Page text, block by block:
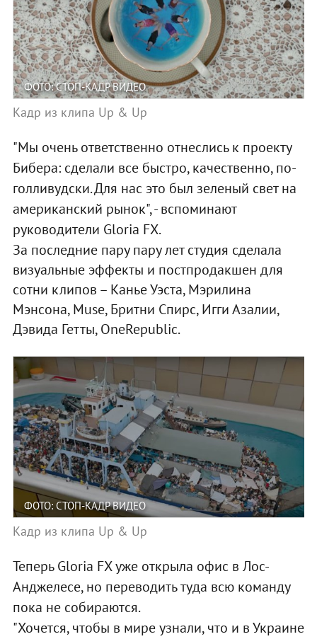
ФОТО: СТОП-КАДР ВИДЕО
Кадр из клипа Up & Up
"Мы очень ответственно отнеслись к проекту
Бибера: сделали все быстро, качественно, по-
голливудски. Для нас это был зеленый свет на
американский рынок", - вспоминают
руководители Gloria FX.
За последние пару пару лет студия сделала
визуальные эффекты и постпродакшен для
сотни клипов – Канье Уэста, Мэрилина
Мэнсона, Muse, Бритни Спирс, Игги Азалии,
Дэвида Гетты, OneRepublic.
ФОТО: СТОП-КАДР ВИДЕО
Кадр из клипа Up & Up
Теперь Gloria FX уже открыла офис в Лос-
Анджелесе, но переводить туда всю команду
пока не собираются.
"Хочется, чтобы в мире узнали, что и в Украине